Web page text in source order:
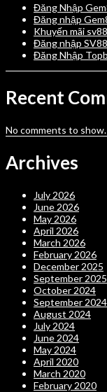
Đăng Nhập
Đăng nhập
Khuyến mãi
Đăng nhập
Đăng Nhập
Recent
No comments to show.
Archives
July 2026
June 2026
May 2026
April 2026
March 2026
February 2026
December 2025
September 2025
October 2024
September 2024
August 2024
July 2024
June 2024
May 2024
April 2020
March 2020
February 2020